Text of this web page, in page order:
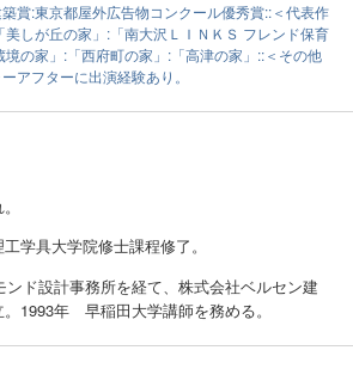
賞:東京都屋外広告物コンクール優秀賞::＜代表作
美しが丘の家」:「南大沢ＬＩＮＫＳ フレンド保育
の家」:「西府町の家」:「高津の家」::＜その他
アフターに出演経験あり。
学具大学院修士課程修了。
ンド設計事務所を経て、株式会社ベルセン建
1993年 早稲田大学講師を務める。